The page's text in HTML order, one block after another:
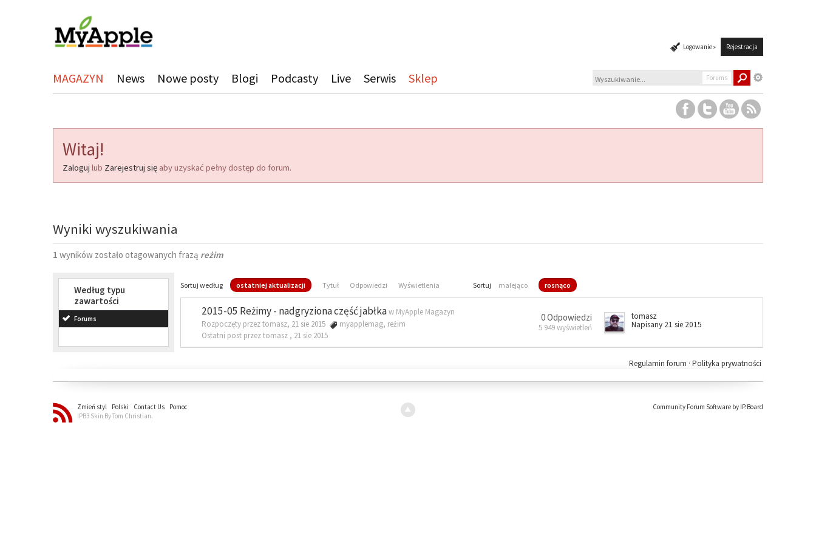
Logowanie » Rejestracja
MAGAZYN News Nowe posty Blogi Podcasty Live Serwis Sklep Forums
Witaj!
Zaloguj lub Zarejestruj się aby uzyskać pełny dostęp do forum.
Wyniki wyszukiwania
1 wyników zostało otagowanych frazą reżim
Według typu
zawartości
Forums
Sortuj według ostatniej aktualizacji Tytuł Odpowiedzi Wyświetlenia Sortuj malejąco rosnąco
2015-05 Reżimy - nadgryziona część jabłkaw MyApple Magazyn
Rozpoczęty przez tomasz, 21 sie 2015
myapplemag, reżim
Ostatni post przez tomasz , 21 sie 2015
0 Odpowiedzi
5 949 wyświetleń
tomasz
Napisany 21 sie 2015
Polityka prywatności
Regulamin forum ·
Zmień styl Polski Contact Us
Pomoc
IPB3 Skin By Tom Christian.
Community Forum Software by IP.Board